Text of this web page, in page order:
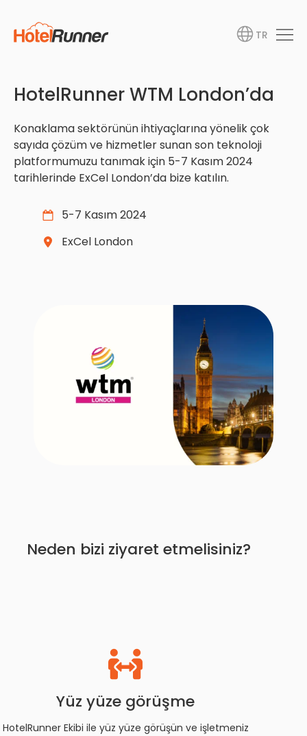
TR
HotelRunner WTM London’da
Konaklama sektörünün ihtiyaçlarına yönelik çok
sayıda çözüm ve hizmetler sunan son teknoloji
platformumuzu tanımak için 5-7 Kasım 2024
tarihlerinde ExCel London’da bize katılın.
5-7 Kasım 2024
ExCel London
Neden bizi ziyaret etmelisiniz?
Yüz yüze görüşme
HotelRunner Ekibi ile yüz yüze görüşün ve işletmeniz